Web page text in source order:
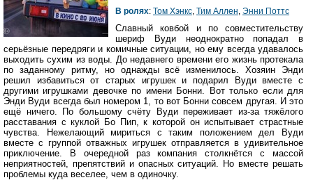
В ролях: Том Хэнкс, Тим Аллен, Энни Поттс
Славный ковбой и по совместительству
шериф Вуди неоднократно попадал в
серьёзные передряги и комичные ситуации, но ему всегда удавалось
выходить сухим из воды. До недавнего времени его жизнь протекала
по заданному ритму, но однажды всё изменилось. Хозяин Энди
решил избавиться от старых игрушек и подарил Вуди вместе с
другими игрушками девочке по имени Бонни. Вот только если для
Энди Вуди всегда был номером 1, то вот Бонни совсем другая. И это
ещё ничего. По большому счёту Вуди переживает из-за тяжёлого
расставания с куклой Бо Пип, к которой он испытывает страстные
чувства. Нежелающий мириться с таким положением дел Вуди
вместе с группой отважных игрушек отправляется в удивительное
приключение. В очередной раз компания столкнётся с массой
неприятностей, препятствий и опасных ситуаций. Но вместе решать
проблемы куда веселее, чем в одиночку.